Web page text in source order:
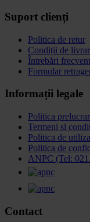
Suport clienți
Politica de retur
Condiții de
Întrebări
Formular
Informații legale
Politica
Termeni si
Politica de
Politica de
ANPC (Tel:
Contact